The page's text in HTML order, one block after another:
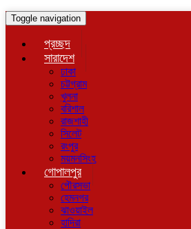
Toggle navigation
প্রচ্ছদ
সারাদেশ
ঢাকা
চট্টগ্রাম
খুলনা
বরিশাল
রাজশাহী
সিলেট
রংপুর
ময়মনসিংহ
গোপালপুর
পৌরসভা
হেমনগর
ঝাওয়াইল
হাদিরা